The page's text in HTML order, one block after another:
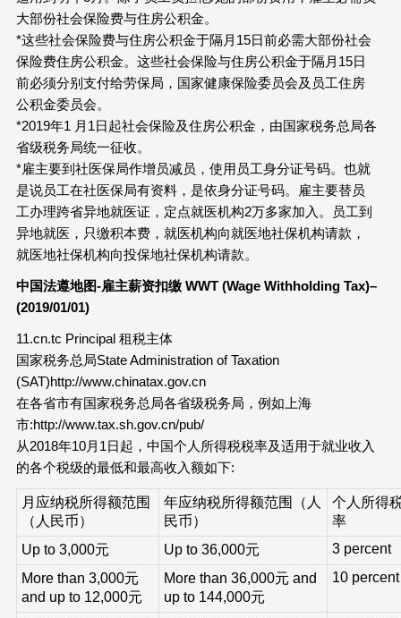
大部份社会保险费与住房公积金。
*这些社会保险费与住房公积金于隔月15日前必需大部份社会
保险费住房公积金。这些社会保险与住房公积金于隔月15日
前必须分别支付给劳保局，国家健康保险委员会及员工住房
公积金委员会。
*2019年1 月1日起社会保险及住房公积金，由国家税务总局各
省级税务局统一征收。
*雇主要到社医保局作增员减员，使用员工身分证号码。也就
是说员工在社医保局有资料，是依身分证号码。雇主要替员
工办理跨省异地就医证，定点就医机构2万多家加入。员工到
异地就医，只缴积本费，就医机构向就医地社保机构请款，
就医地社保机构向投保地社保机构请款。
中国法遵地图-雇主薪资扣缴 WWT (Wage Withholding Tax)–
(2019/01/01)
11.cn.tc Principal 租税主体
国家税务总局State Administration of Taxation
(SAT)http://www.chinatax.gov.cn
在各省市有国家税务总局各省级税务局，例如上海
市:http://www.tax.sh.gov.cn/pub/
从2018年10月1日起，中国个人所得税税率及适用于就业收入
的各个税级的最低和最高收入额如下:
月应纳税所得额范围
（人民币）
年应纳税所得额范围（人
民币）
个人所得
率
Up to 3,000元
Up to 36,000元
3 percent
More than 3,000元
and up to 12,000元
More than 36,000元 and
up to 144,000元
10 percent